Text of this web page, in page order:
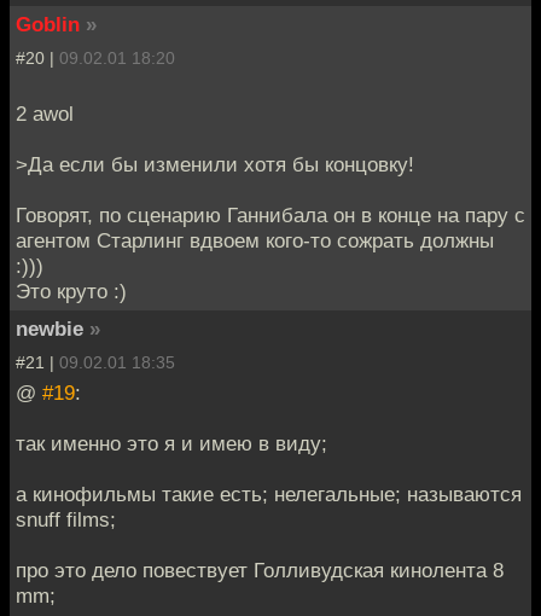
Goblin »
#20 | 09.02.01 18:20
2 awol
>Да если бы изменили хотя бы концовку!
Говорят, по сценарию Ганнибала он в конце на пару с
агентом Старлинг вдвоем кого-то сожрать должны
:)))
Это круто :)
newbie »
#21 | 09.02.01 18:35
@ #19:
так именно это я и имею в виду;
а кинофильмы такие есть; нелегальные; называются
snuff films;
про это дело повествует Голливудская кинолента 8
mm;